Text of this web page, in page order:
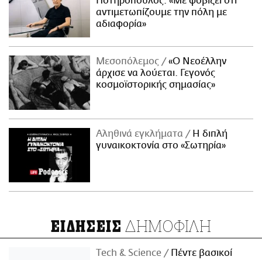
αντιμετωπίζουμε την πόλη με
αδιαφορία»
Μεσοπόλεμος
«Ο Νεοέλλην
άρχισε να λούεται. Γεγονός
κοσμοϊστορικής σημασίας»
Αληθινά εγκλήματα
Η διπλή
γυναικοκτονία στο «Σωτηρία»
ΕΙΔΗΣΕΙΣ ΔΗΜΟΦΙΛΗ
Τech & Science
Πέντε βασικοί